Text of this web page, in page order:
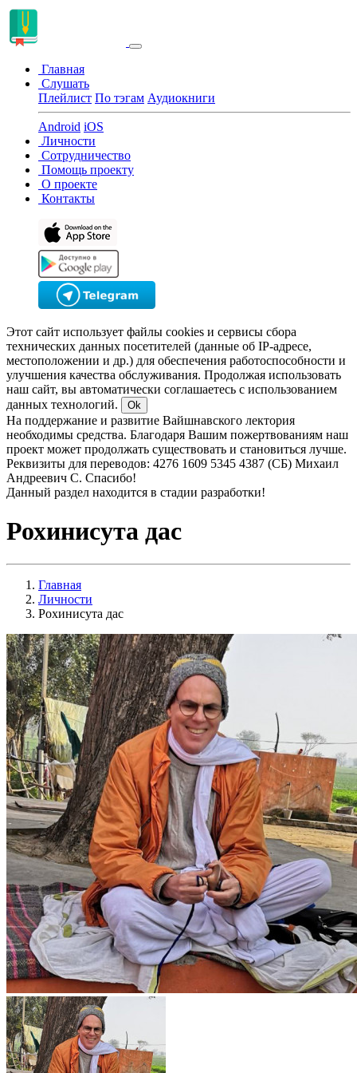
Главная
Слушать
Плейлист По тэгам Аудиокниги
Android iOS
Личности
Сотрудничество
Помощь проекту
О проекте
Контакты
Этот сайт использует файлы cookies и сервисы сбора
технических данных посетителей (данные об IP-адресе,
местоположении и др.) для обеспечения работоспособности и
улучшения качества обслуживания. Продолжая использовать
наш сайт, вы автоматически соглашаетесь с использованием
данных технологий.
Ok
На поддержание и развитие Вайшнавского лектория
необходимы средства. Благодаря Вашим пожертвованиям наш
проект может продолжать существовать и становиться лучше.
Реквизиты для переводов: 4276 1609 5345 4387 (СБ) Михаил
Андреевич С. Спасибо!
Данный раздел находится в стадии разработки!
Рохинисута дас
Главная
Личности
Рохинисута дас